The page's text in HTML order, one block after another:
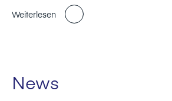
Weiterlesen
News